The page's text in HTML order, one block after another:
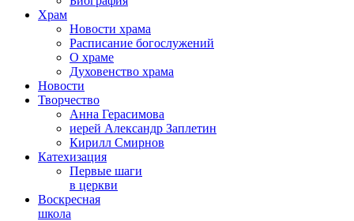
Храм
Новости храма
Расписание богослужений
О храме
Духовенство храма
Новости
Творчество
Анна Герасимова
иерей Александр Заплетин
Кирилл Смирнов
Катехизация
Первые шаги
в церкви
Воскресная
школа